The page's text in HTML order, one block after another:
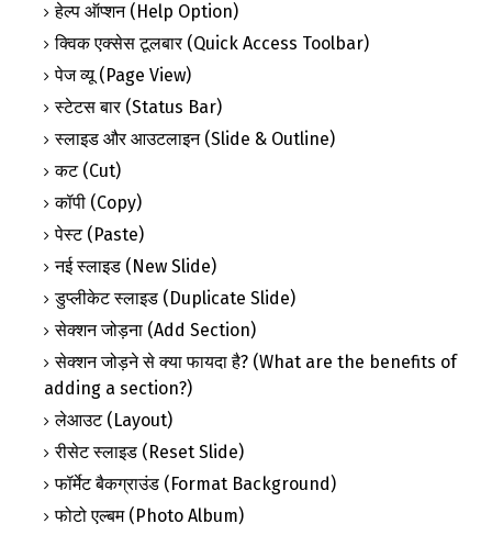
हेल्प ऑप्शन (Help Option)
क्विक एक्सेस टूलबार (Quick Access Toolbar)
पेज व्यू (Page View)
स्टेटस बार (Status Bar)
स्लाइड और आउटलाइन (Slide & Outline)
कट (Cut)
कॉपी (Copy)
पेस्ट (Paste)
नई स्लाइड (New Slide)
डुप्लीकेट स्लाइड (Duplicate Slide)
सेक्शन जोड़ना (Add Section)
सेक्शन जोड़ने से क्या फायदा है? (What are the benefits of
adding a section?)
लेआउट (Layout)
रीसेट स्लाइड (Reset Slide)
फॉर्मेट बैकग्राउंड (Format Background)
फोटो एल्बम (Photo Album)